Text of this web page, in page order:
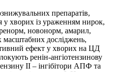
препаратів,
у хворих із ураженням нирок,
новонорм, амарил,
масштабних досліджень,
ефект у хворих на ЦД
ренін-ангіотензинову
II – інгібітори АПФ та